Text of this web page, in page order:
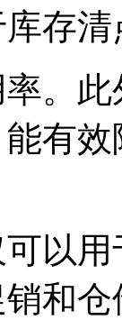
存
。
有
以
和